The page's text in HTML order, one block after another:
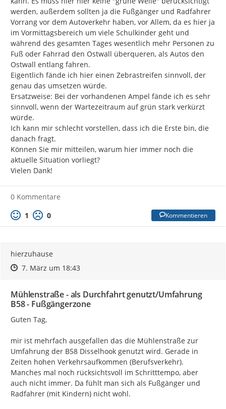
werden, außerdem sollten ja die Fußgänger und Radfahrer
Vorrang vor dem Autoverkehr haben, vor Allem, da es hier ja
im Vormittagsbereich um viele Schulkinder geht und
während des gesamten Tages wesentlich mehr Personen zu
Fuß oder Fahrrad den Ostwall überqueren, als Autos den
Ostwall entlang fahren.
Eigentlich fände ich hier einen Zebrastreifen sinnvoll, der
genau das umsetzen würde.
Ersatzweise: Bei der vorhandenen Ampel fände ich es sehr
sinnvoll, wenn der Wartezeitraum auf grün stark verkürzt
würde.
Ich kann mir schlecht vorstellen, dass ich die Erste bin, die
danach fragt.
Können Sie mir mitteilen, warum hier immer noch die
aktuelle Situation vorliegt?
Vielen Dank!
0 Kommentare
1
0 Kommentieren
hierzuhause
Zeitpunkt des Erstellens
Zeitpunkt des Erstellens
7. März um 18:43Zur Äußerung
Mühlenstraße - als Durchfahrt genutzt/Umfahrung
B58 - Fußgängerzone
Guten Tag,
mir ist mehrfach ausgefallen das die Mühlenstraße zur
Umfahrung der B58 Disselhook genutzt wird. Gerade in
Zeiten hohen Verkehrsaufkommen (Berufsverkehr).
Manches mal noch rücksichtsvoll im Schritttempo, aber
auch nicht immer. Da fühlt man sich als Fußgänger und
Radfahrer (mit Kindern) nicht wohl.